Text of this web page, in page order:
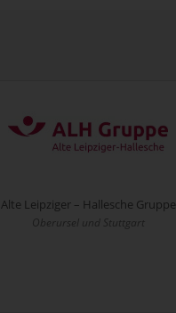
Alte Leipziger – Hallesche Gruppe
Oberursel und Stuttgart